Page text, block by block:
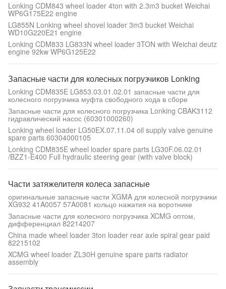
Lonking CDM843 wheel loader 4ton with 2.3m3 bucket Weichai
WP6G175E22 engine
LG855N Lonking wheel shovel loader 3m3 bucket Weichai
WD10G220E21 engine
Lonking CDM833 LG833N wheel loader 3TON with Weichai deutz
engine 92kw WP6G125E22
Запасные части для колесных погрузчиков Lonking
Lonking CDM835E LG853.03.01.02.01 запасные части для
колесного погрузчика муфта свободного хода в сборе
Запасные части для колесного погрузчика Lonking CBAK3112
гидравлический насос (60301000260)
Lonking wheel loader LG50EX.07.11.04 oil supply valve genuine
spare parts 60304000105
Lonking CDM835E wheel loader spare parts LG30F.06.02.01
/BZZ1-E400 Full hydraulic steering gear (with valve block)
Части затяжелителя колеса запасные
оригинальные запасные части XGMA для колесной погрузчики
XG932 41A0057 57A0081 кольцо нажатия на воротнике
Запасные части для колесного погрузчика XCMG оптом,
дифференциал 82214207
China made wheel loader 3ton loader rear axle spiral gear paid
82215102
XCMG wheel loader ZL30H genuine spare parts radiator
assembly